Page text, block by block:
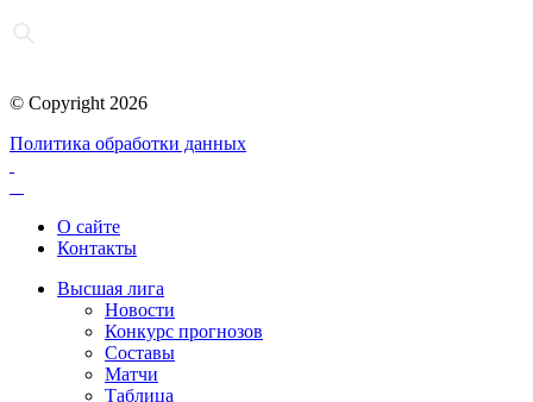
© Copyright 2026
Политика обработки данных
О сайте
Контакты
Высшая лига
Новости
Конкурс прогнозов
Составы
Матчи
Таблица